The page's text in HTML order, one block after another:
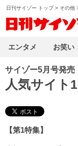
日刊サイゾー トップ> その他
サイゾー5月号発売
人気サイト
【第1特集】
エンタメ お笑い